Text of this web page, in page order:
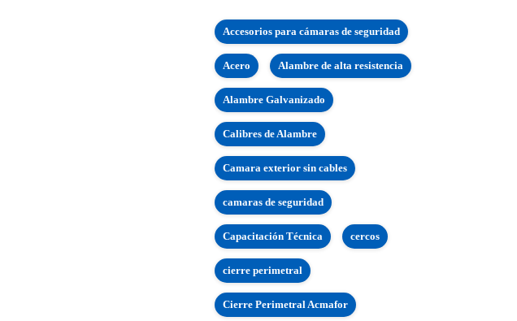
Accesorios para cámaras de seguridad
Acero Alambre de alta resistencia
Alambre Galvanizado
Calibres de Alambre
Camara exterior sin cables
camaras de seguridad
Capacitación Técnica cercos
cierre perimetral
Cierre Perimetral Acmafor